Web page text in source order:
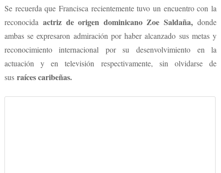
Se recuerda que Francisca recientemente tuvo un encuentro con la
reconocidaactriz de origen dominicano Zoe Saldaña,donde
ambas se expresaron admiración por haber alcanzado sus metas y
reconocimiento internacional por su desenvolvimiento en la
actuación y en televisión respectivamente, sin olvidarse de
sus raíces caribeñas.